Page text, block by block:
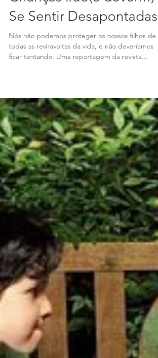
5 Situações em Que as
Se Sentir Desapontadas
Nós não podemos proteger os nossos filhos de
todas as reviravoltas da vida, e não deveríamos
ficar tentando. Uma reportagem da revista...